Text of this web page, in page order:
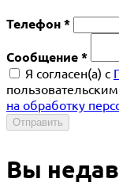
Телефон *
Сообщение *
Я согласен(a) с
на обработку
Отправить
Вы